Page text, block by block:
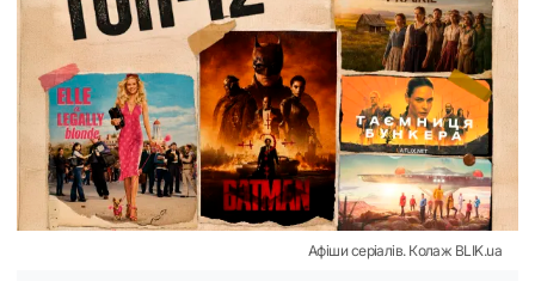
Афіши серіалів. Колаж BLIK.ua